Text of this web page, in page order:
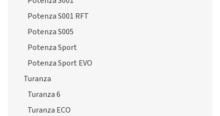
Potenza S001 RFT
Potenza S005
Potenza Sport
Potenza Sport EVO
Turanza
Turanza 6
Turanza ECO